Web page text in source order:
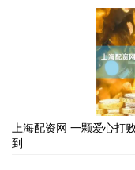
上海配资网 一颗爱心打
到